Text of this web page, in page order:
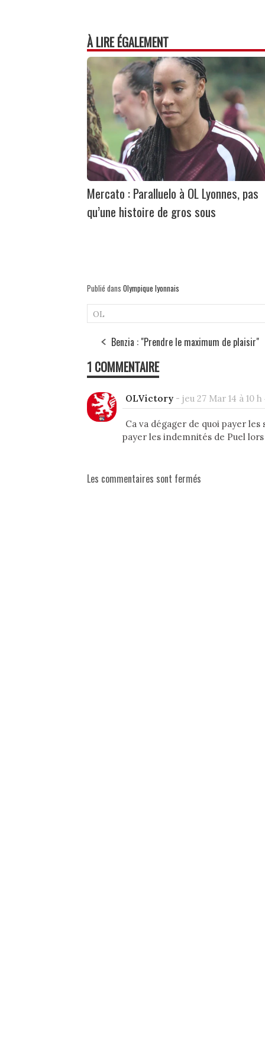
À LIRE ÉGALEMENT
Mercato : Paralluelo à OL Lyonnes, pas
qu’une histoire de gros sous
Publié dans Olympique lyonnais
OL
Benzia : "Prendre le maximum de plaisir"
1 COMMENTAIRE
OLVictory - jeu 27 Mar 14 à 10 h
Ca va dégager de quoi payer
payer les indemnités de Puel
Les commentaires sont fermés